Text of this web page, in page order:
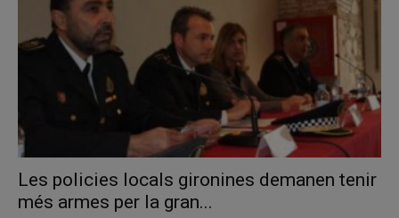
Les policies locals gironines demanen tenir
més armes per la gran...